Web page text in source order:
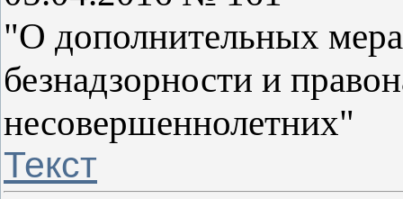
"О дополнительных
безнадзорности и
несовершеннолетних"
Текст